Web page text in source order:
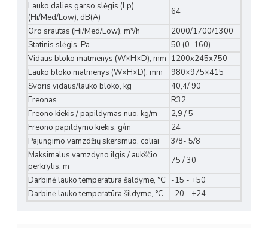
Lauko dalies garso slėgis (Lp)
(Hi/Med/Low), dB(A)
64
Oro srautas (Hi/Med/Low), m³/h
2000/1700/1300
Statinis slėgis, Pa
50 (0–160)
Vidaus bloko matmenys (W×H×D), mm 1200x245x750
Lauko bloko matmenys (W×H×D), mm
980×975×415
Svoris vidaus/lauko bloko, kg
40,4/ 90
Freonas
R32
Freono kiekis / papildymas nuo, kg/m
2,9 / 5
Freono papildymo kiekis, g/m
24
Pajungimo vamzdžių skersmuo, coliai
3/8- 5/8
Maksimalus vamzdyno ilgis / aukščio
perkrytis, m
75 / 30
Darbinė lauko temperatūra šaldyme, °C
-15 - +50
Darbinė lauko temperatūra šildyme, °C
-20 - +24